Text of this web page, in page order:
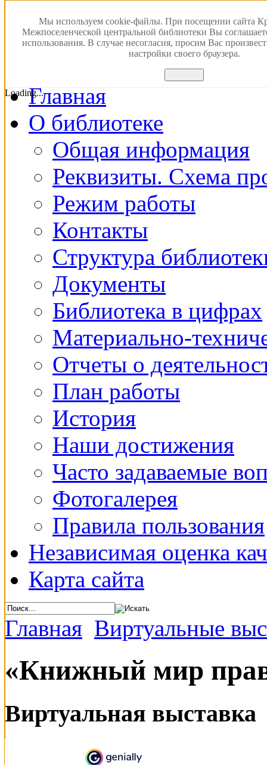
Мы используем cookie-файлы. При посещении сайта
Межпоселенческой центральной библиотеки Вы
использования. В случае несогласия, просим Вас
настройки своего браузера.
Loading...
Версия для
ПОИСК В
Главная
О библиотеке
Общая информация
Реквизиты. Схема
Режим работы
Контакты
Структура
Документы
Библиотека в цифрах
Материально-
Отчеты о
План работы
История
Наши достижения
Часто задаваемые
Фотогалерея
Правила пользования
Независимая оценка
Карта сайта
Главная Виртуальные
«Книжный мир
Виртуальная выставка